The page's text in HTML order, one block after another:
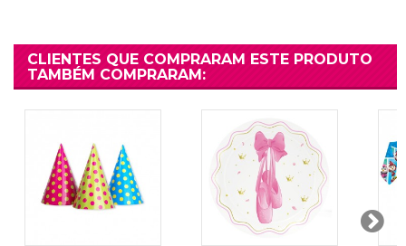
CLIENTES QUE COMPRARAM ESTE PRODUTO
TAMBÉM COMPRARAM: